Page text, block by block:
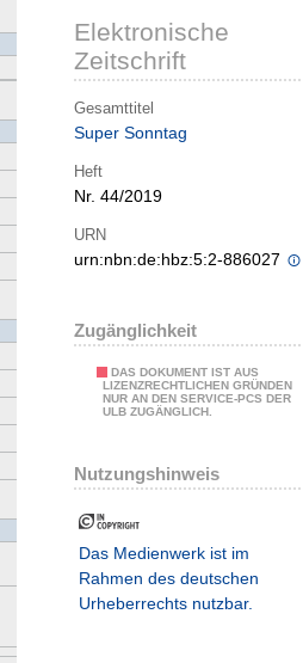
Elektronische
Zeitschrift
Gesamttitel
Super Sonntag
Heft
Nr. 44/2019
URN
urn:nbn:de:hbz:5:2-886027
Zugänglichkeit
DAS DOKUMENT IST AUS
LIZENZRECHTLICHEN GRÜNDEN
NUR AN DEN SERVICE-PCS DER
ULB ZUGÄNGLICH.
Nutzungshinweis
Das Medienwerk ist im
Rahmen des deutschen
Urheberrechts nutzbar.